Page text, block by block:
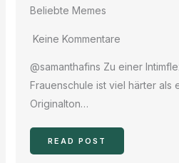
Beliebte Memes
Keine Kommentare
@samanthafins Zu einer
Frauenschule ist viel härter als
Originalton…
READ POST